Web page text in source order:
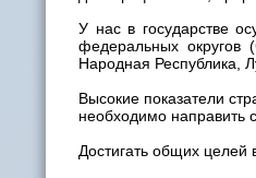
У нас в государстве
федеральных округов
Народная Республика,
Высокие показатели
необходимо направить
Достигать общих целей